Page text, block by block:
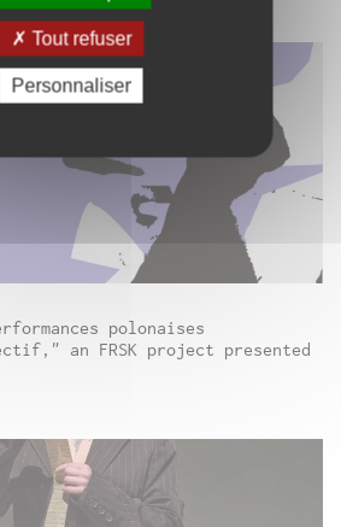
polonaises
an FRSK project presented
Tout refuser
Personnaliser